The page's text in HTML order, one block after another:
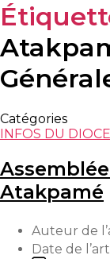
Catégories
INFOS DU
Atakpamé
Auteur de
Date de